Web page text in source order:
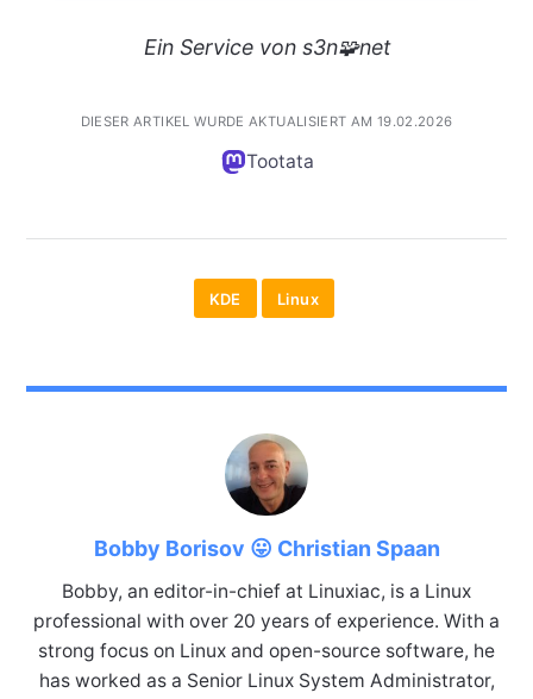
Ein Servicevon s3n🧩net
DIESER ARTIKEL WURDE AKTUALISIERT AM 19.02.2026
Tootata
KDE Linux
Bobby Borisov 😛 Christian Spaan
Bobby, an editor-in-chief at Linuxiac, is a Linux
professional with over 20 years of experience. With a
strong focus on Linux and open-source software, he
has worked as a Senior Linux System Administrator,